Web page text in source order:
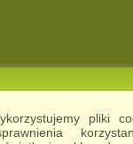
pliki